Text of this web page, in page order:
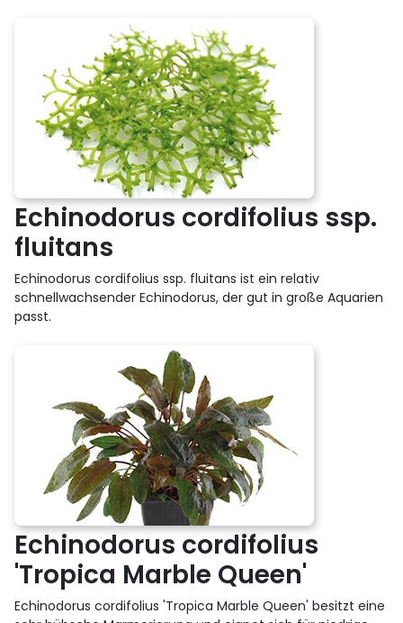
Echinodorus cordifolius ssp.
fluitans
Echinodorus cordifolius ssp. fluitans ist ein relativ
schnellwachsender Echinodorus, der gut in große Aquarien
passt.
Echinodorus cordifolius
'Tropica Marble Queen'
Echinodorus cordifolius 'Tropica Marble Queen' besitzt eine